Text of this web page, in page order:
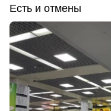
Есть и отмены